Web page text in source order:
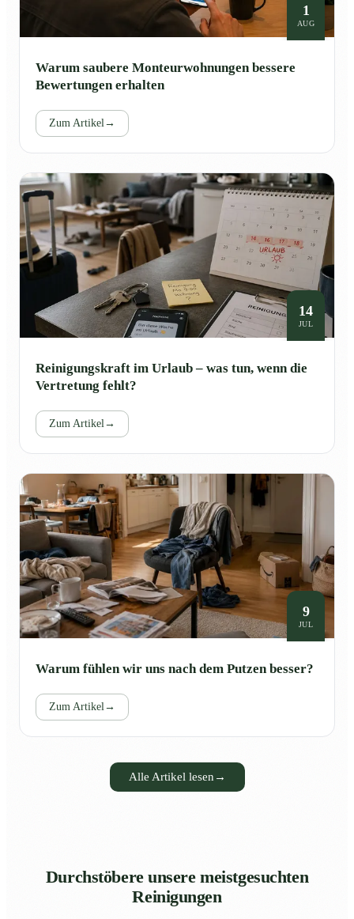
1
AUG
Warum saubere Monteurwohnungen bessere
Bewertungen erhalten
Zum Artikel→
14
JUL
Reinigungskraft im Urlaub – was tun, wenn die
Vertretung fehlt?
Zum Artikel→
9
JUL
Warum fühlen wir uns nach dem Putzen besser?
Zum Artikel→
Alle Artikel lesen →
Durchstöbere unsere meistgesuchten
Reinigungen